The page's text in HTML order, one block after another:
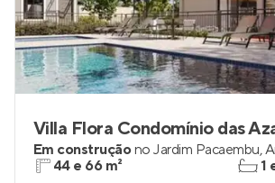
Villa Flora Condomínio das
Em construçãono Jardim Pacaembu,
44 e 66 m²
1